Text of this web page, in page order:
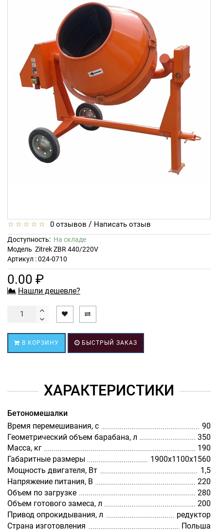
0 отзывов / Написать отзыв
Доступность: На складе
Модель Zitrek ZBR 440/220V
Артикул : 024-0710
0.00 ₽
Нашли дешевле?
В КОРЗИНУ БЫСТРЫЙ ЗАКАЗ
ХАРАКТЕРИСТИКИ
Бетономешалки
Время перемешивания, с
90
Геометрический объем барабана, л
350
Масса, кг
190
Габаритные размеры
1900х1100х1560
Мощность двигателя, Вт
1,5
Напряжение питания, В
220
Объем по загрузке
280
Объем готового замеса, л
200
Привод опрокидывания, л
редуктор
Страна изготовления
Польша